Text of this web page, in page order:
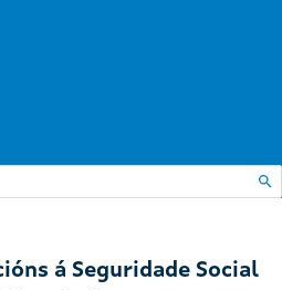
á Seguridade Social